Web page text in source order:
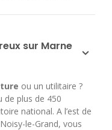
sur Marne
ou un utilitaire ?
de plus de 450
national. A l’est de
le-Grand, vous